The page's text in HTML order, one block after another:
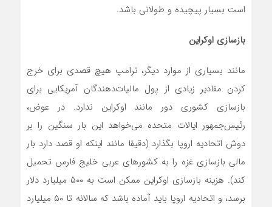
است بسیار پیچیده و طولانی باشد.
بازسازی اوکراین
مانند بسیاری از موارد دیگر، ترامپ هیچ قصدی برای خرج
کردن مقادیر زیادی از پول مالیات‌دهندگان آمریکایی برای
بازسازی کشوری دور مانند اوکراین ندارد. در عوض،
رئیس‌جمهور ایالات متحده می‌خواهد این بار سنگین را بر
دوش اتحادیه اروپا بگذارد (دقیقا مانند اینکه او قصد دارد بار
مالی بازسازی غزه را به کشورهای عربی خلیج فارس تحمیل
کند). هزینه بازسازی اوکراین ممکن است به ۵۰۰ میلیارد دلار
برسد، و اتحادیه اروپا باید آماده باشد که سالانه تا ۵۰ میلیارد